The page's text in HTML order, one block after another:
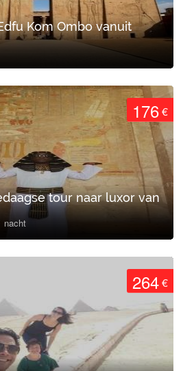
Kom Ombo vanuit
176€
tour naar luxor van
nacht
264€